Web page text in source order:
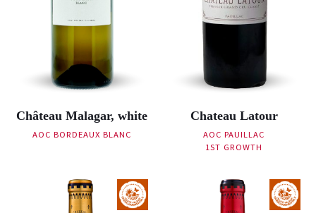
Château Malagar, white
AOC BORDEAUX BLANC
Chateau Latour
AOC PAUILLAC
1ST GROWTH